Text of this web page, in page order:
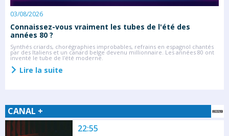
03/08/2026
Connaissez-vous vraiment les tubes de l'été des
années 80 ?
Synthés criards, chorégraphies improbables, refrains en espagnol chantés
par des Italiens et un canard belge devenu millionnaire. Les années 80 ont
inventé le tube de l'été moderne.
Lire la suite
CANAL +
22:55